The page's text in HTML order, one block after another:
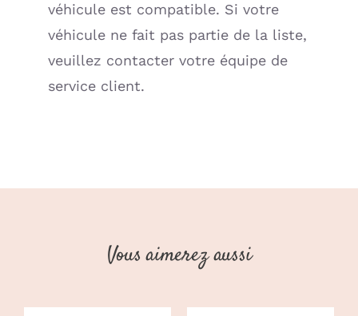
véhicule est compatible. Si votre
véhicule ne fait pas partie de la liste,
veuillez contacter votre équipe de
service client.
Vous aimerez aussi